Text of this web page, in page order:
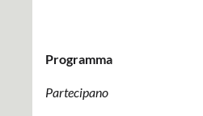
Programma
Partecipano